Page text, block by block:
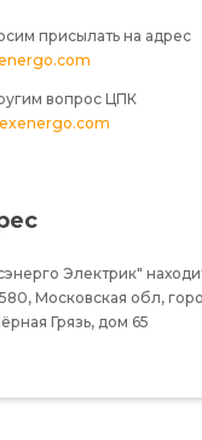
присылать на адрес
вопрос ЦПК
Электрик"
Московская обл,
Грязь, дом 65